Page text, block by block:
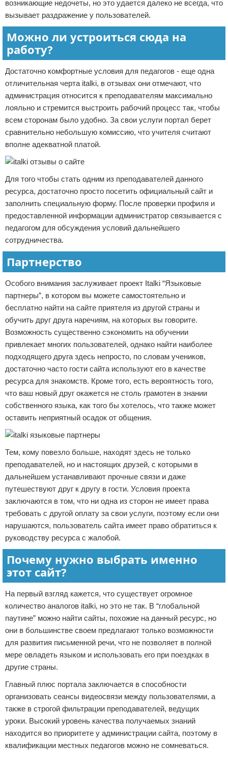
возникающие недочеты, но это удается далеко не всегда, что
вызывает раздражение у пользователей.
Можно ли устроиться сюда на
работу?
Достаточно комфортные условия для педагогов - еще одна
отличительная черта italki, в отзывах они отмечают, что
администрация относится к преподавателям максимально
лояльно и стремится выстроить рабочий процесс так, чтобы
всем сторонам было удобно. За свои услуги портал берет
сравнительно небольшую комиссию, что учителя считают
вполне адекватной платой.
Для того чтобы стать одним из преподавателей данного
ресурса, достаточно просто посетить официальный сайт и
заполнить специальную форму. После проверки профиля и
предоставленной информации администратор связывается с
педагогом для обсуждения условий дальнейшего
сотрудничества.
Партнерство
Особого внимания заслуживает проект Italki “Языковые
партнеры”, в котором вы можете самостоятельно и
бесплатно найти на сайте приятеля из другой страны и
обучить друг друга наречиям, на которых вы говорите.
Возможность существенно сэкономить на обучении
привлекает многих пользователей, однако найти наиболее
подходящего друга здесь непросто, по словам учеников,
достаточно часто гости сайта используют его в качестве
ресурса для знакомств. Кроме того, есть вероятность того,
что ваш новый друг окажется не столь грамотен в знании
собственного языка, как того бы хотелось, что также может
оставить неприятный осадок от общения.
Тем, кому повезло больше, находят здесь не только
преподавателей, но и настоящих друзей, с которыми в
дальнейшем устанавливают прочные связи и даже
путешествуют друг к другу в гости. Условия проекта
заключаются в том, что ни одна из сторон не имеет права
требовать с другой оплату за свои услуги, поэтому если они
нарушаются, пользователь сайта имеет право обратиться к
руководству ресурса с жалобой.
Почему нужно выбрать именно
этот сайт?
На первый взгляд кажется, что существует огромное
количество аналогов italki, но это не так. В “глобальной
паутине” можно найти сайты, похожие на данный ресурс, но
они в большинстве своем предлагают только возможности
для развития письменной речи, что не позволяет в полной
мере овладеть языком и использовать его при поездках в
другие страны.
Главный плюс портала заключается в способности
организовать сеансы видеосвязи между пользователями, а
также в строгой фильтрации преподавателей, ведущих
уроки. Высокий уровень качества получаемых знаний
находится во приоритете у администрации сайта, поэтому в
квалификации местных педагогов можно не сомневаться.